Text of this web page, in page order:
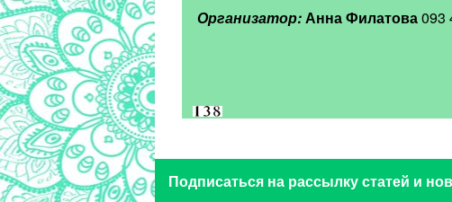
Организатор:Анна Филатова093
Подписаться на рассылку статей и